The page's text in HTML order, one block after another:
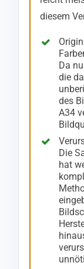
diesem
Da
die
des
A34
Die
hat